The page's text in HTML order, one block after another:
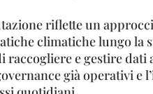
riflette un
climatiche lungo la
raccogliere e gestire dati
già operativi e